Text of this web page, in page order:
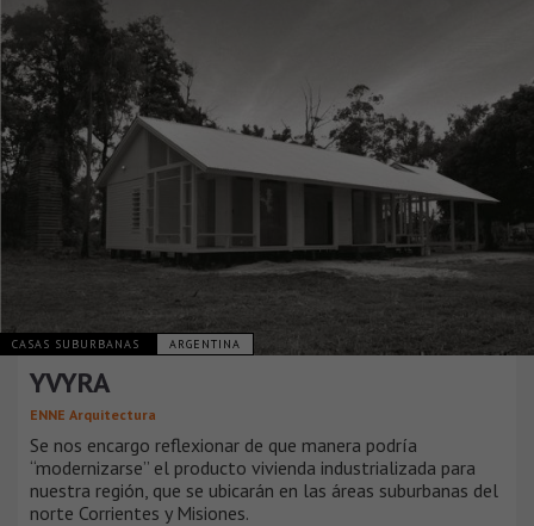
CASAS SUBURBANAS ARGENTINA
YVYRA
ENNE Arquitectura
Se nos encargo reflexionar de que manera podría
“modernizarse” el producto vivienda industrializada para
nuestra región, que se ubicarán en las áreas suburbanas del
norte Corrientes y Misiones.